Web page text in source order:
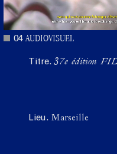
04 AUDIOVISUEL
Titre. 37e édition
Lieu. Marseille